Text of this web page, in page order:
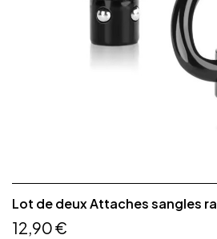
Lot de deux Attaches sangles
12,90 €